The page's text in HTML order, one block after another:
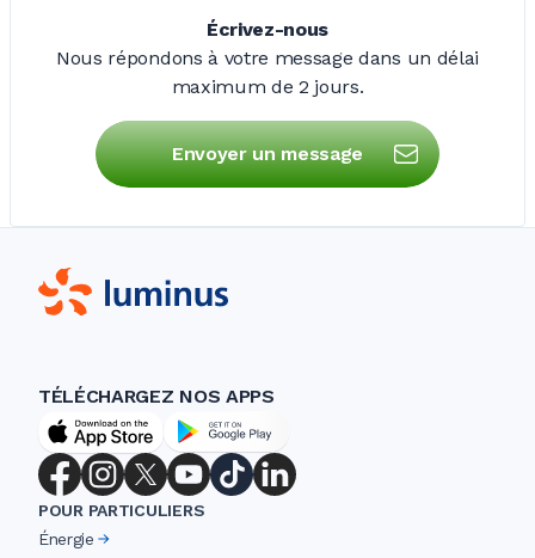
Écrivez-nous
Nous répondons à votre message dans un délai
maximum de2 jours.
Envoyer un message
TÉLÉCHARGEZ NOS APPS
POUR PARTICULIERS
Énergie